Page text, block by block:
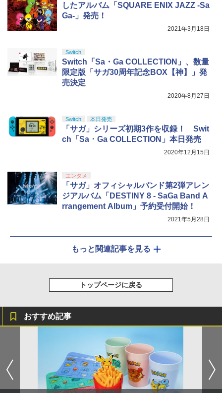
したアルバム「SQUARE ENIX JAZZ -Sa
Ga-」発売！
2021年3月18日
Switch
Switch「Sa・Ga COLLECTION」、数量
限定版「サガ30周年記念BOX【神】」発
売決定
2020年8月27日
Switch 本日発売
「サガ」シリーズ初期3作を収録！ Swit
ch「Sa ･ Ga COLLECTION」本日発売
2020年12月15日
エンタメ
「サガ」オフィシャルバンド第2弾アレン
ジアルバム「DESTINY 8 - SaGa Band A
rrangement Album」予約受付開始！
2021年5月28日
もっと関連記事を見る
トップページに戻る
おすすめ記事